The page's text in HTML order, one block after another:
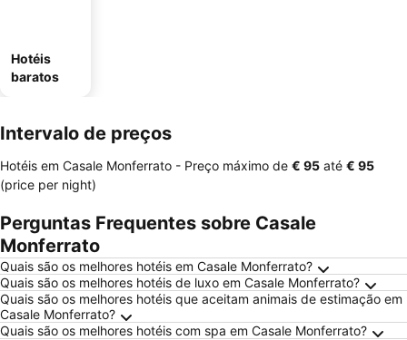
Hotéis
baratos
Intervalo de preços
Hotéis em Casale Monferrato - Preço máximo de ‎€ 95 até ‎€ 95
(price per night)
Perguntas Frequentes sobre Casale
Monferrato
Quais são os melhores hotéis em Casale Monferrato?
Quais são os melhores hotéis de luxo em Casale Monferrato?
Quais são os melhores hotéis que aceitam animais de estimação em
Casale Monferrato?
Quais são os melhores hotéis com spa em Casale Monferrato?